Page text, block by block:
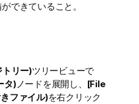
できていること。
リー)ツリービューで
タ)ノードを展開し、 [File
ファイル)を右クリック